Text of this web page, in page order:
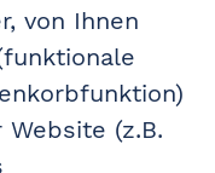
von Ihnen
(z.B.